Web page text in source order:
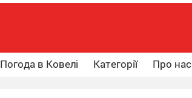
Погода в Ковелі Категорії Про нас